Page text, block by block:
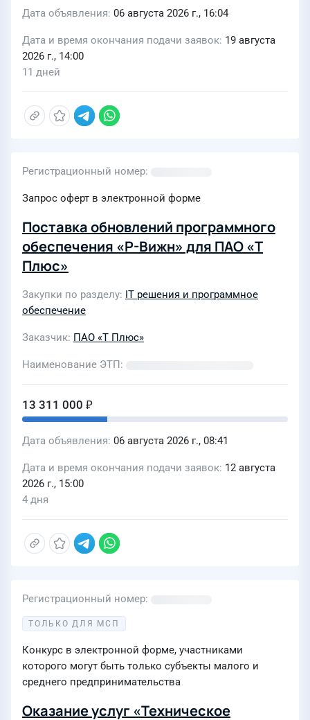
Дата объявления 06 августа 2026 г., 16:04
Дата и время окончания подачи заявок 19 августа
2026 г., 14:00
11 дней
Регистрационный номер
Запрос оферт в электронной форме
Поставка обновлений программного
обеспечения «Р-Вижн» для ПАО «Т
Плюс»
Закупки по разделу IT решения и программное
обеспечение
Заказчик ПАО «Т Плюс»
Наименование ЭТП
13 311 000 ₽
Дата объявления 06 августа 2026 г., 08:41
Дата и время окончания подачи заявок 12 августа
2026 г., 15:00
4 дня
Регистрационный номер
ТОЛЬКО ДЛЯ МСП
Конкурс в электронной форме, участниками
которого могут быть только субъекты малого и
среднего предпринимательства
Оказание услуг «Техническое